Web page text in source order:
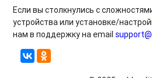
Если вы столкнулись с
устройства или установке/
нам в поддержку на email